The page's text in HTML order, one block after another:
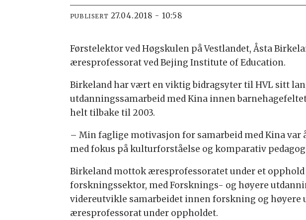
PUBLISERT 27.04.2018 - 10:58
Førstelektor ved Høgskulen på Vestlandet, Åsta
æresprofessorat ved Bejing Institute of Education.
Birkeland har vært en viktig bidragsyter til HVL sitt
utdanningssamarbeid med Kina innen
helt tilbake til 2003.
– Min faglige motivasjon for samarbeid med Kina
med fokus på kulturforståelse og komparativ
Birkeland mottok æresprofessoratet under et
forskningssektor, med Forsknings- og høyere
videreutvikle samarbeidet innen forskning og høyere
æresprofessorat under oppholdet.